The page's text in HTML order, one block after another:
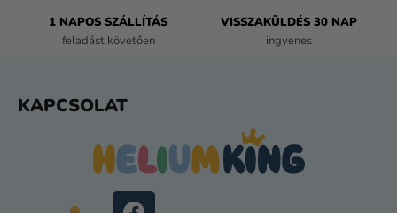
1 NAPOS SZÁLLÍTÁS
feladást követően
VISSZAKÜLDÉS 30 NAP
ingyenes
KAPCSOLAT